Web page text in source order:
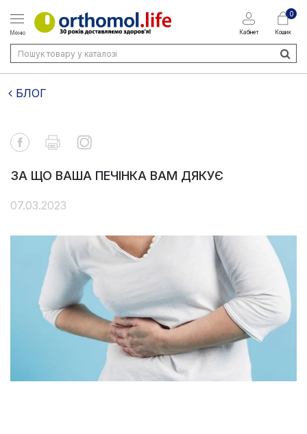
Меню Кабінет
0
Кошик
БЛОГ
ЗА ЩО ВАША ПЕЧІНКА ВАМ ДЯКУЄ
07.03.2023